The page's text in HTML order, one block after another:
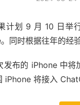
计划 9 月 10 日举
同时根据往年的经
发布的 iPhone 中
iPhone 将接入